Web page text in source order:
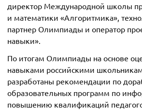
директор Международной школы
и математики «Алгоритмика»,
партнер Олимпиады и оператор
навыки».
По итогам Олимпиады на основе
навыками российскими
разработаны рекомендации по
образовательных программ по
повышению квалификаций